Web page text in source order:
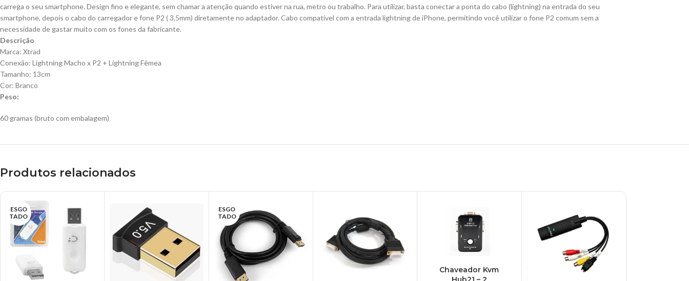
carrega o seu smartphone. Design fino e elegante, sem chamar a atenção quando estiver na rua, metro ou trabalho. Para utilizar, basta conectar a ponta do cabo (lightning) na entrada do seu
smartphone, depois o cabo do carregador e fone P2 ( 3.5mm) diretamente no adaptador. Cabo compatível com a entrada lightning de iPhone, permitindo você utilizar o fone P2 comum sem a
necessidade de gastar muito com os fones da fabricante.
Descrição
Marca: Xtrad
Conexão: Lightning Macho x P2 + Lightning Fêmea
Tamanho: 13cm
Cor: Branco
Peso:
60 gramas (bruto com embalagem)
Produtos relacionados
ESGO
TADO
ESGO
TADO
Chaveador Kvm